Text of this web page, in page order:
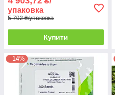
упаковка
5 702 ₴/упаковка
Купити
–14%